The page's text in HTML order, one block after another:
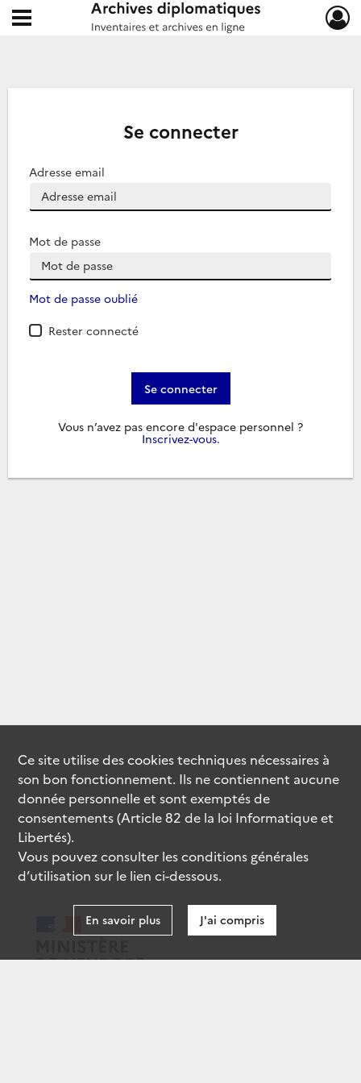
Archives diplomatiques
Ouvrir le menu déroulant
Se connecter
Adresse email
Mot de passe
Mot de passe oublié
Rester connecté
Se connecter
Vous n’avez pas encore d'espace personnel ?
Inscrivez-vous.
Ce site utilise descookiestechniques nécessaires à
son bon fonctionnement. Ils ne contiennent aucune
donnée personnelle et sont exemptés de
consentements (Article 82 de la loi Informatique et
Libertés).
Vous pouvez consulter les conditions générales
d’utilisation sur le lien ci-dessous.
En savoir plus J'ai compris